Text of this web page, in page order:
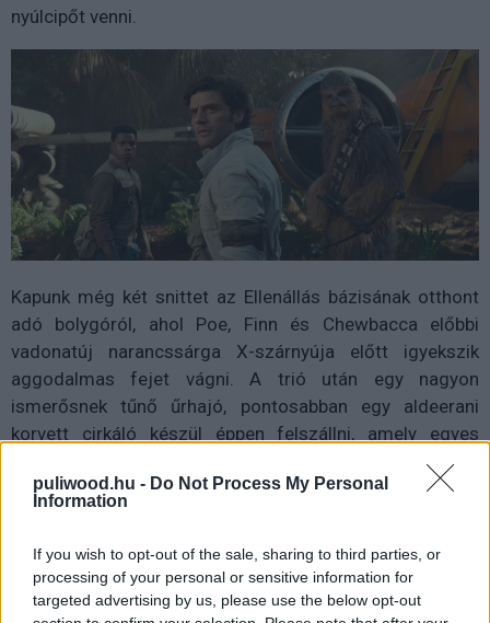
puliwood.hu - Do Not Process My Personal
Information
If you wish to opt-out of the sale, sharing to third parties, or
processing of your personal or sensitive information for
targeted advertising by us, please use the below opt-out
nyúlcipőt venni.
Kapunk még két snittet az Ellenállás bázisának otthont
adó bolygóról, ahol Poe, Finn és Chewbacca előbbi
vadonatúj narancssárga X-szárnyúja előtt igyekszik
aggodalmas fejet vágni. A trió után egy nagyon
ismerősnek tűnő űrhajó, pontosabban egy aldeerani
korvett cirkáló készül éppen felszállni, amely egyes
vélemények szerint az a Tantive 4-es, amit legelőször
még az Egy új remény nyitó képsoraiban vehettünk